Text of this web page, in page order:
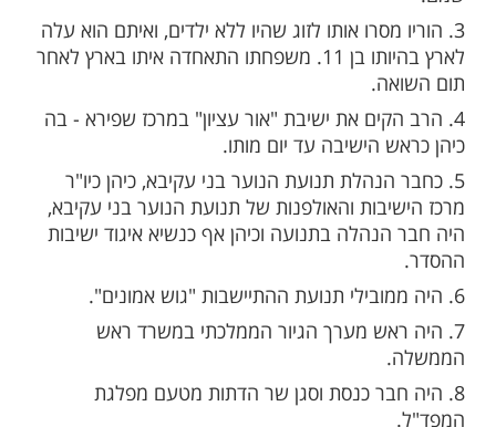
שלנו בתהיליםבלחיצה כאן >>>​
דרומן זצ"ל נולד בעיירה קוטי שבפולין
באוקראינה) בשנת 1932.
2. בהיותו בן 7 פרצה מלחמת העולם השנייה, ומשפחתו
לרומניה ובכך להימלט מהנאצים ימח
מסרו אותו לזוג שהיו ללא ילדים, ואיתם הוא עלה
לארץ בהיותו בן 11. משפחתו התאחדה איתו בארץ לאחר
את ישיבת "אור עציון" במרכז שפירא - בה
הישיבה עד יום מותו.